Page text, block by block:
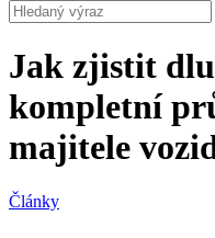
Jak zjistit
kompletní
majitele
Články